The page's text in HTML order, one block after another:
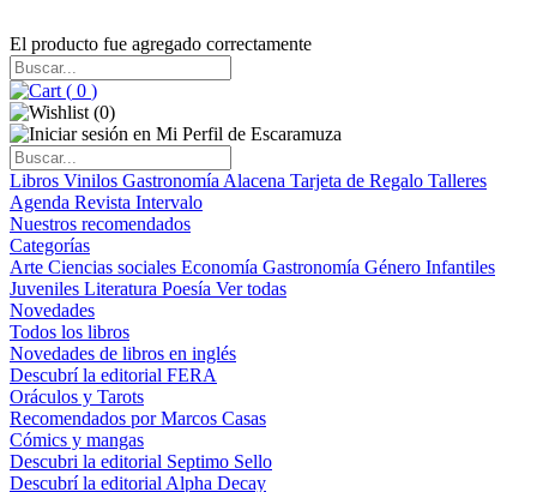
El producto fue agregado correctamente
( 0 )
(0)
Libros Vinilos Gastronomía Alacena Tarjeta de Regalo Talleres
Agenda Revista Intervalo
Nuestros recomendados
Categorías
Arte Ciencias sociales Economía Gastronomía Género Infantiles
Juveniles Literatura Poesía Ver todas
Novedades
Todos los libros
Novedades de libros en inglés
Descubrí la editorial FERA
Oráculos y Tarots
Recomendados por Marcos Casas
Cómics y mangas
Descubri la editorial Septimo Sello
Descubrí la editorial Alpha Decay